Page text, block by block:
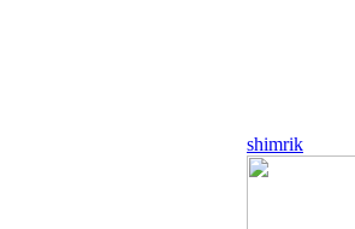
shimrik